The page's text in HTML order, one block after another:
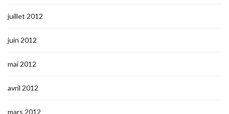
juillet 2012
juin 2012
mai 2012
avril 2012
mars 2012